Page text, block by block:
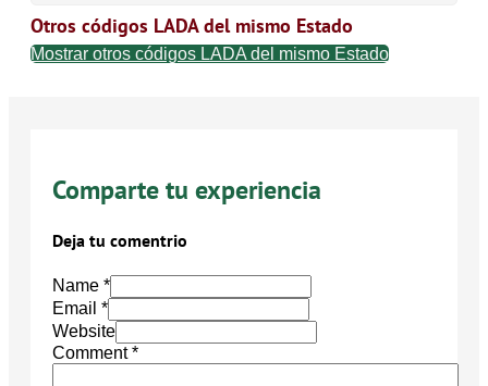
Otros códigos LADA del mismo Estado
Mostrar otros códigos LADA del mismo Estado
Comparte tu experiencia
Deja tu comentrio
Name *
Email *
Website
Comment*